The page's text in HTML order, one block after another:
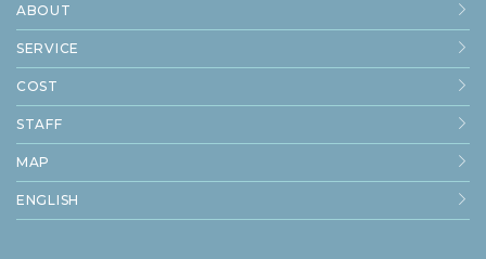
ABOUT
SERVICE
COST
STAFF
MAP
ENGLISH